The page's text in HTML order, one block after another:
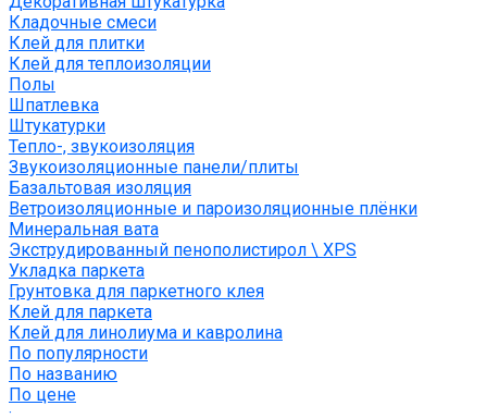
Кладочные смеси
Клей для плитки
Клей для теплоизоляции
Полы
Шпатлевка
Штукатурки
Тепло-, звукоизоляция
Звукоизоляционные панели/плиты
Базальтовая изоляция
Ветроизоляционные и пароизоляционные плёнки
Минеральная вата
Экструдированный пенополистирол \ XPS
Укладка паркета
Грунтовка для паркетного клея
Клей для паркета
Клей для линолиума и кавролина
По популярности
По названию
По цене